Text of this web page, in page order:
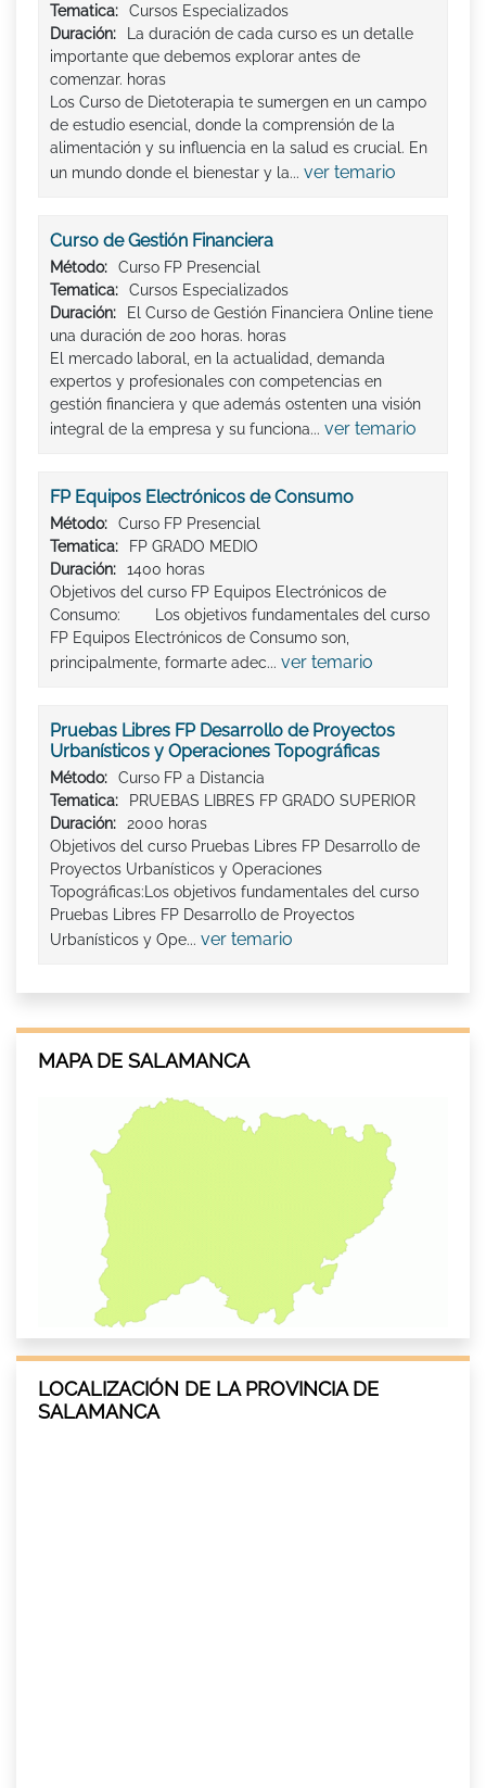
Tematica:
Cursos Especializados
Duración:
La duración de cada curso es un detalle
importante que debemos explorar antes de
comenzar. horas
Los Curso de Dietoterapia te sumergen en un campo
de estudio esencial, donde la comprensión de la
alimentación y su influencia en la salud es crucial. En
un mundo donde el bienestar y la... ver temario
Curso de Gestión Financiera
Método:
Curso FP Presencial
Tematica:
Cursos Especializados
Duración:
El Curso de Gestión Financiera Online tiene
una duración de 200 horas. horas
El mercado laboral, en la actualidad, demanda
expertos y profesionales con competencias en
gestión financiera y que además ostenten una visión
integral de la empresa y su funciona... ver temario
FP Equipos Electrónicos de Consumo
Método:
Curso FP Presencial
Tematica:
FP GRADO MEDIO
Duración:
1400 horas
Objetivos del curso FP Equipos Electrónicos de
Consumo: Los objetivos fundamentales del curso
FP Equipos Electrónicos de Consumo son,
principalmente, formarte adec... ver temario
Pruebas Libres FP Desarrollo de Proyectos
Urbanísticos y Operaciones Topográficas
Método:
Curso FP a Distancia
Tematica:
PRUEBAS LIBRES FP GRADO SUPERIOR
Duración:
2000 horas
Objetivos del curso Pruebas Libres FP Desarrollo de
Proyectos Urbanísticos y Operaciones
Topográficas:Los objetivos fundamentales del curso
Pruebas Libres FP Desarrollo de Proyectos
Urbanísticos y Ope... ver temario
MAPA DE SALAMANCA
LOCALIZACIÓN DE LA PROVINCIA DE
SALAMANCA